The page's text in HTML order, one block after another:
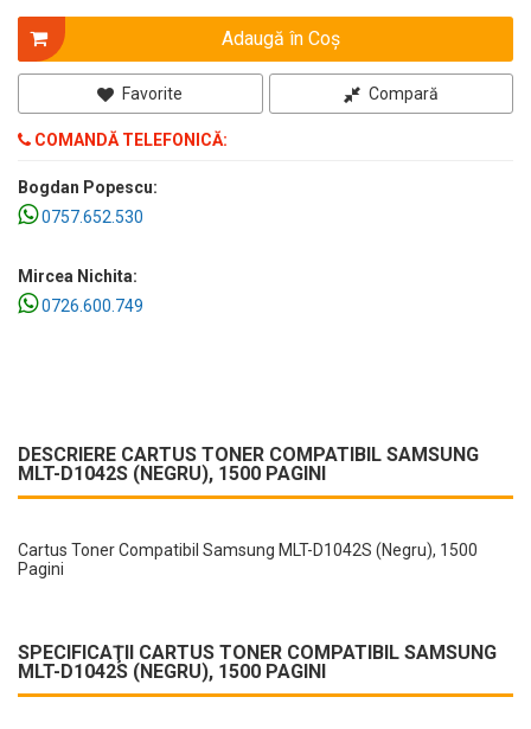
Adaugă în Coş
Favorite Compară
COMANDĂ TELEFONICĂ:
Bogdan Popescu:
0757.652.530
Mircea Nichita:
0726.600.749
DESCRIERE CARTUS TONER COMPATIBIL SAMSUNG
MLT-D1042S (NEGRU), 1500 PAGINI
Cartus Toner Compatibil Samsung MLT-D1042S (Negru), 1500
Pagini
SPECIFICAŢII CARTUS TONER COMPATIBIL SAMSUNG
MLT-D1042S (NEGRU), 1500 PAGINI